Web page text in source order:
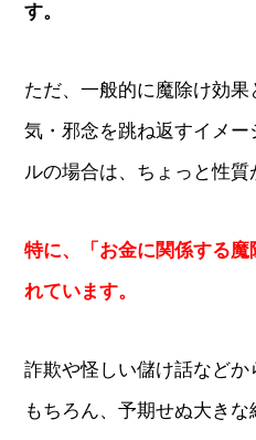
す。
ただ、一般的に魔除け効
気・邪念を跳ね返すイメ
ルの場合は、ちょっと性質
特に、「お金に関係する
れています。
詐欺や怪しい儲け話など
もちろん、予期せぬ大き